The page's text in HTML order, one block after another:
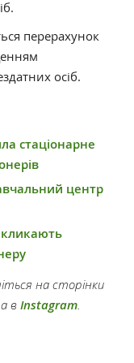
перерахунок
осіб.
стаціонарне
центр
на сторінки
в Instagram